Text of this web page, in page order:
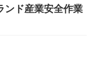
ンド産業安全作業